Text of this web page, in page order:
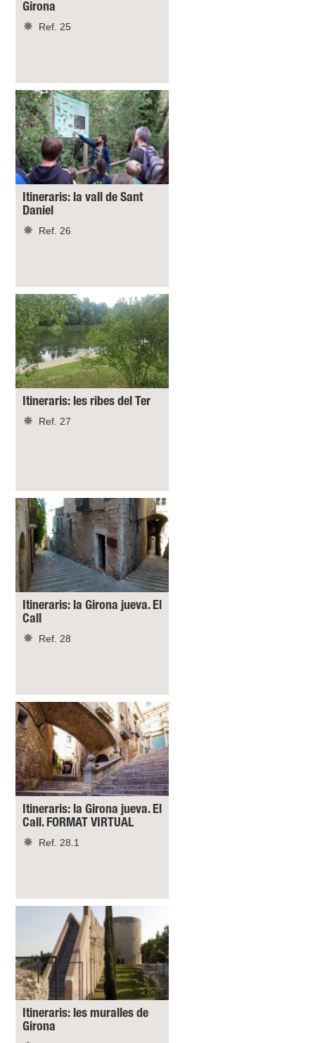
Girona
Ref. 25
Itineraris: la vall de Sant
Daniel
Ref. 26
Itineraris: les ribes del Ter
Ref. 27
Itineraris: la Girona jueva. El
Call
Ref. 28
Itineraris: la Girona jueva. El
Call. FORMAT VIRTUAL
Ref. 28.1
Itineraris: les muralles de
Girona